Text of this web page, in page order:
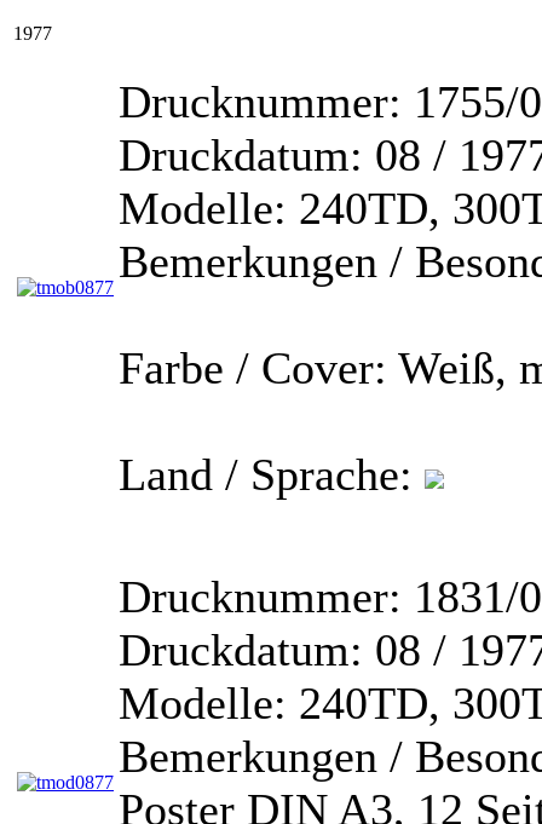
1977
Drucknummer: 1755/
Druckdatum: 08 /
Modelle: 240TD,
Bemerkungen /
Farbe / Cover: Weiß,
Land / Sprache:
Drucknummer: 1831/
Druckdatum: 08 /
Modelle: 240TD,
Bemerkungen /
Poster DIN A3, 12